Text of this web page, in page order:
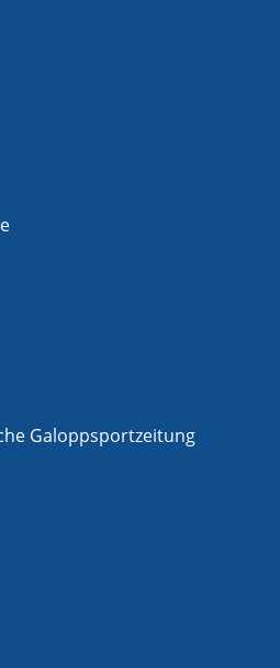
Galoppsportzeitung